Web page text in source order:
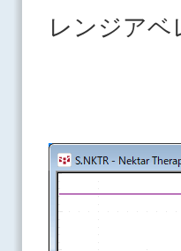
レンジアベ